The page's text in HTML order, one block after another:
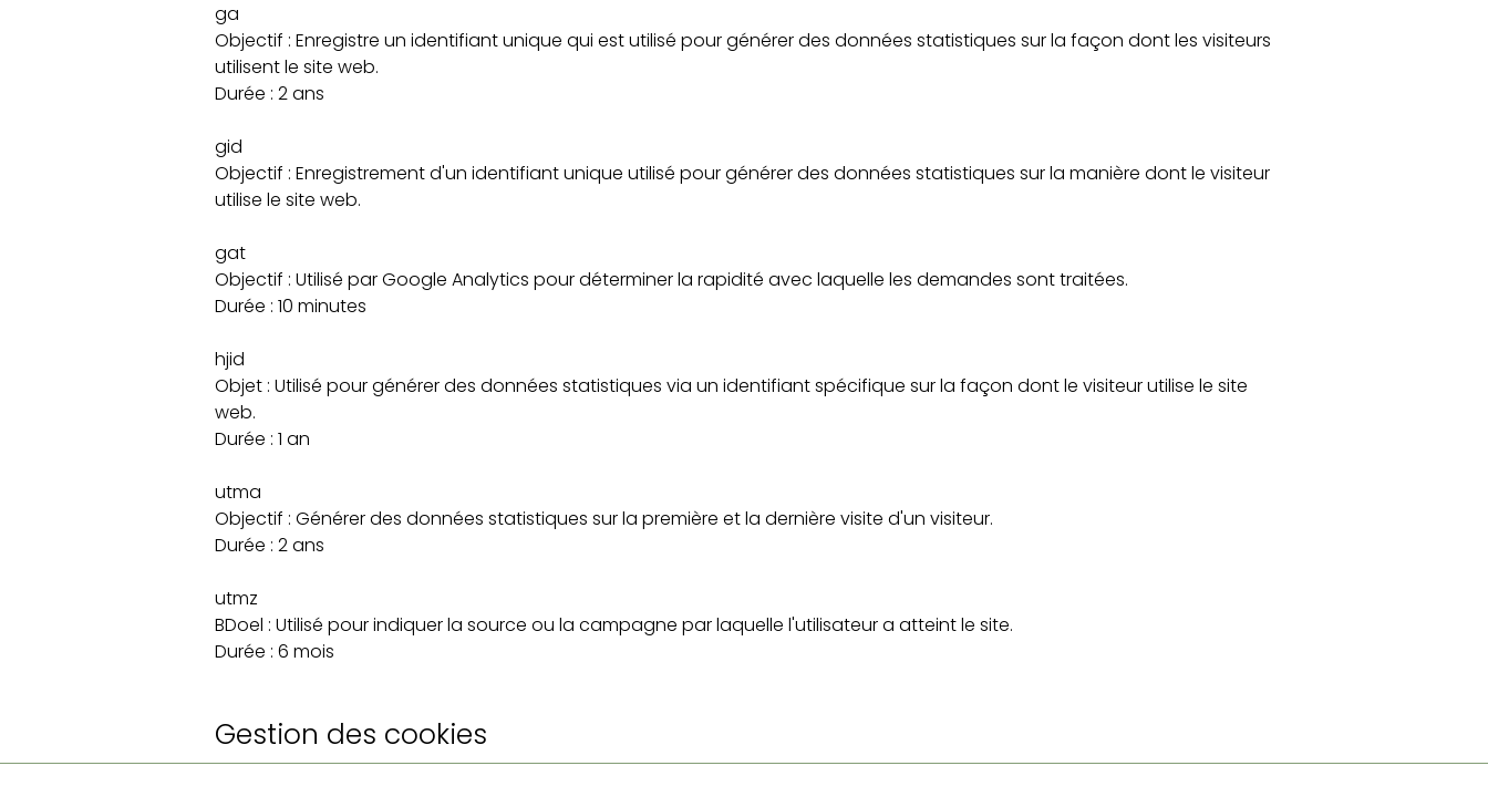
ga
Objectif : Enregistre un identifiant unique qui est utilisé pour générer des données statistiques sur la façon dont les visiteurs
utilisent le site web.
Durée : 2 ans
gid
Objectif : Enregistrement d'un identifiant unique utilisé pour générer des données statistiques sur la manière dont le visiteur
utilise le site web.
gat
Objectif : Utilisé par Google Analytics pour déterminer la rapidité avec laquelle les demandes sont traitées.
Durée : 10 minutes
hjid
Objet : Utilisé pour générer des données statistiques via un identifiant spécifique sur la façon dont le visiteur utilise le site
web.
Durée : 1 an
utma
Objectif : Générer des données statistiques sur la première et la dernière visite d'un visiteur.
Durée : 2 ans
utmz
BDoel : Utilisé pour indiquer la source ou la campagne par laquelle l'utilisateur a atteint le site.
Durée : 6 mois
Gestion des cookies